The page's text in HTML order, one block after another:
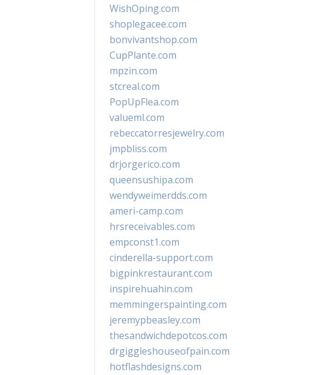
WishOping.com
shoplegacee.com
bonvivantshop.com
CupPlante.com
mpzin.com
stcreal.com
PopUpFlea.com
valueml.com
rebeccatorresjewelry.com
jmpbliss.com
drjorgerico.com
queensushipa.com
wendyweimerdds.com
ameri-camp.com
hrsreceivables.com
empconst1.com
cinderella-support.com
bigpinkrestaurant.com
inspirehuahin.com
memmingerspainting.com
jeremypbeasley.com
thesandwichdepotcos.com
drgiggleshouseofpain.com
hotflashdesigns.com